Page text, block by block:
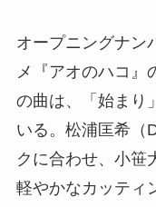
オープニングナン
メ『アオのハコ』
の曲は、「始まり
いる。松浦匡希（
クに合わせ、小笹
軽やかなカッティ